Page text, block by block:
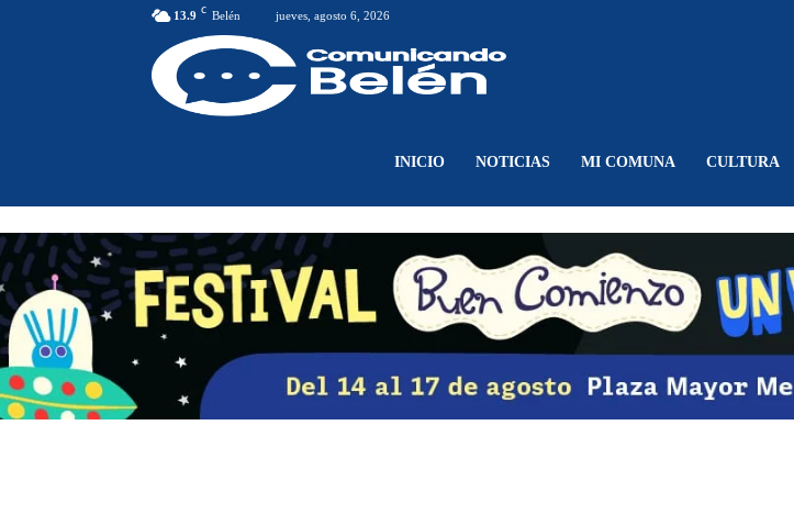
13.9 C Belén jueves, agosto 6, 2026
Belén
INICIO NOTICIAS MI COMUNA CULTURA